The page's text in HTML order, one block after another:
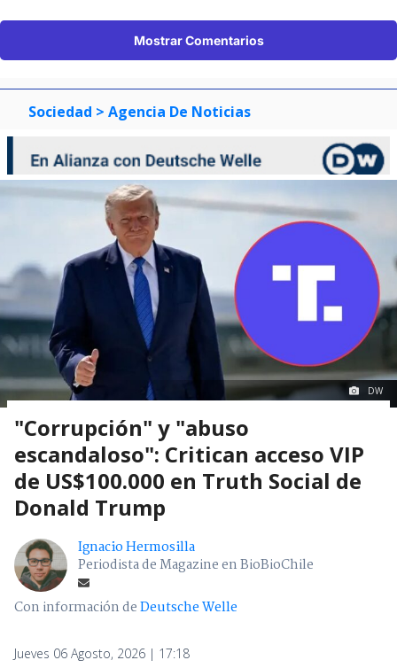
Mostrar Comentarios
Sociedad > Agencia De Noticias
DW
"Corrupción" y "abuso
escandaloso": Critican acceso VIP
de US$100.000 en Truth Social de
Donald Trump
Ignacio Hermosilla
Periodista de Magazine en BioBioChile
Con información deDeutsche Welle
Jueves 06 Agosto, 2026 | 17:18